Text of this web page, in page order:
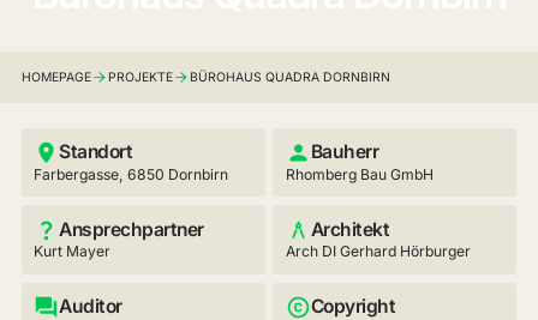
HOMEPAGE PROJEKTE BÜROHAUS QUADRA DORNBIRN
Standort
Farbergasse, 6850 Dornbirn
Bauherr
Rhomberg Bau GmbH
Ansprechpartner
Kurt Mayer
Architekt
Arch DI Gerhard Hörburger
Auditor Copyright